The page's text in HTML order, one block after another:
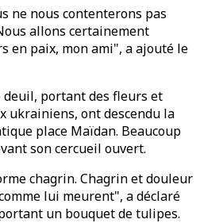
ne nous contenterons pas
allons certainement
en paix, mon ami", a ajouté le
deuil, portant des fleurs et
ukrainiens, ont descendu la
place Maïdan. Beaucoup
son cercueil ouvert.
chagrin. Chagrin et douleur
lui meurent", a déclaré
un bouquet de tulipes.